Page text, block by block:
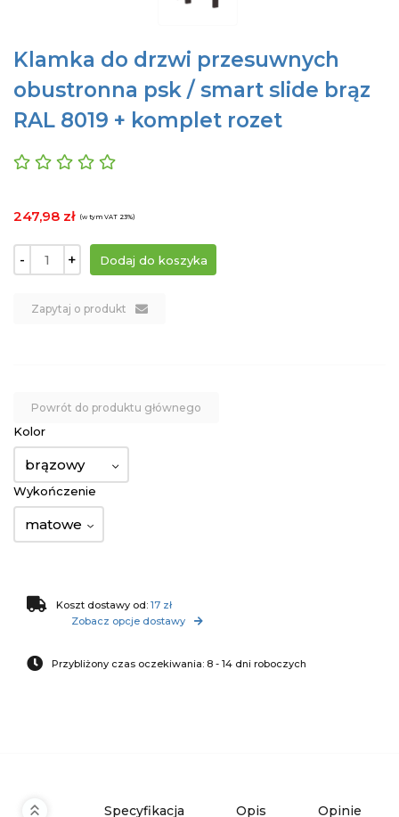
Klamka do drzwi przesuwnych
obustronna psk / smart slide brąz
RAL 8019 + komplet rozet
247,98 zł (w tym VAT 23%)
- +
Zapytaj o produkt
Powrót do produktu głównego
Kolor
brązowy
Wykończenie
matowe
Koszt dostawy od: 17 zł
Zobacz opcje dostawy
Przybliżony czas oczekiwania: 8 - 14 dni roboczych
Specyfikacja Opis Opinie